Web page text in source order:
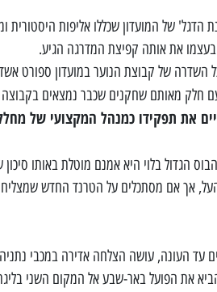
'ספינת הדגל' של המועדון שכללו אליפות
את אותה קפיצת המדרגה הגיע.
השדרה של קבוצת הנוער במועדון ספורט
חלק מאותם שחקנים שכבר נמצאים
את תפקידו כמנהל המקצועי של
הבוס הגדול בלוי היא אמנם מוטלת באותו
אך אם מסתכלים על הטרנד החדש שמצליח
עד העונה, עושה הצלחה אדירה במכבי
את הפועל באר-שבע אל המקום השני